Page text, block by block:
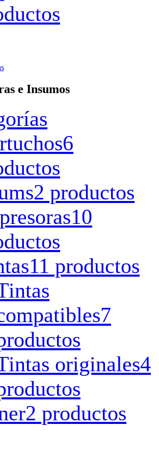
e Insumos
6
2 productos
10
11 productos
7
originales4
2 productos